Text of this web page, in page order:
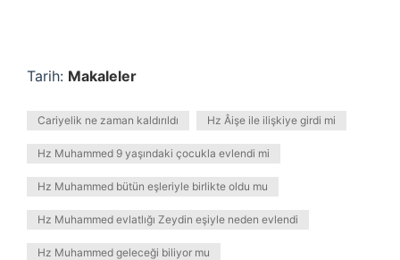
Tarih: Makaleler
Cariyelik ne zaman kaldırıldı Hz Âişe ile ilişkiye girdi mi
Hz Muhammed 9 yaşındaki çocukla evlendi mi
Hz Muhammed bütün eşleriyle birlikte oldu mu
Hz Muhammed evlatlığı Zeydin eşiyle neden evlendi
Hz Muhammed geleceği biliyor mu